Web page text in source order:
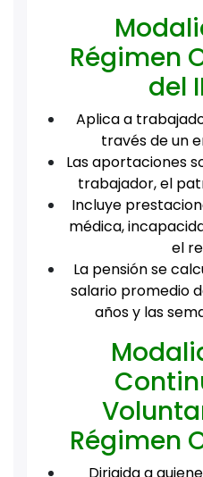
Régimen
del
Aplica a
través de un
Las aportaciones
trabajador, el
Incluye
médica,
el
La pensión se
salario promedio
años y las
Régimen